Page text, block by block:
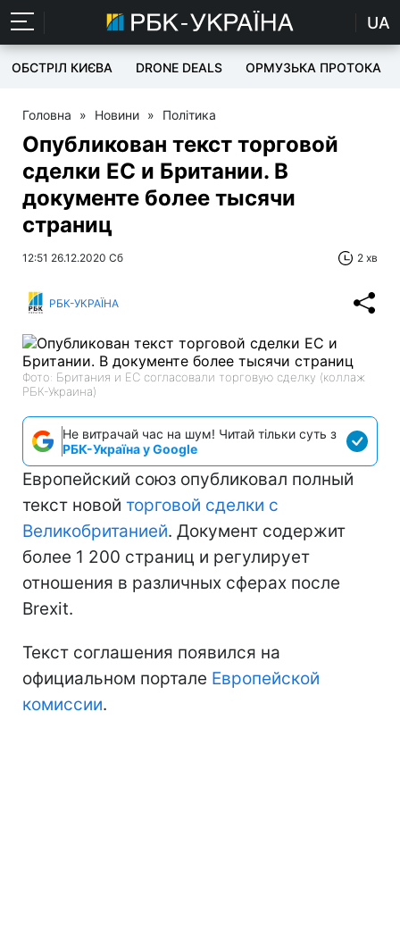
UA
ОБСТРІЛ КИЄВА DRONE DEALS ОРМУЗЬКА ПРОТОКА
Головна » Новини » Політика
Опубликован текст торговой
сделки ЕС и Британии. В
документе более тысячи
страниц
12:51 26.12.2020 Сб 2 хв
РБК-УКРАЇНА
Фото: Британия и ЕС согласовали торговую сделку (коллаж
РБК-Украина)
Не витрачай час на шум! Читай тільки суть з
РБК-Україна у Google
Европейский союз опубликовал полный
текст новой торговой сделки с
Великобританией. Документ содержит
более 1 200 страниц и регулирует
отношения в различных сферах после
Brexit.
Текст соглашения появился на
официальном портале Европейской
комиссии.